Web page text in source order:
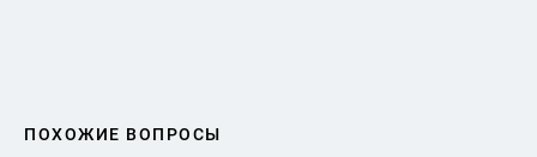
ПОХОЖИЕ ВОПРОСЫ